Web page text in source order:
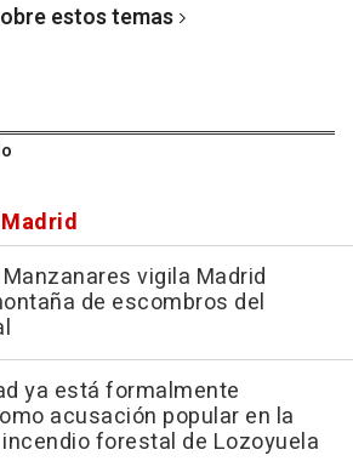
estos temas
vigila Madrid
de escombros del
ya está formalmente
acusación popular en la
forestal de Lozoyuela